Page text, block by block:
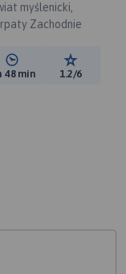
myślenicki,
Zachodnie
Średni czas potrzebny
48 min Ocena
1.2/6